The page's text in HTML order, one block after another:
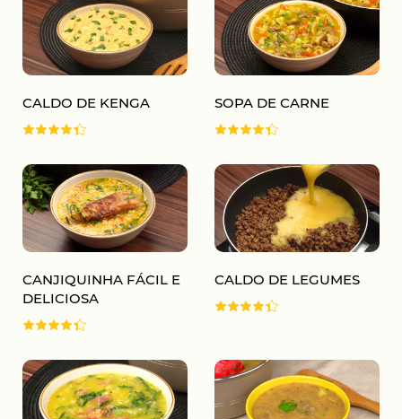
CALDO DE KENGA SOPA DE CARNE
CANJIQUINHA FÁCIL E
DELICIOSA
CALDO DE LEGUMES